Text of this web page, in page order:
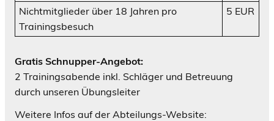
Nichtmitglieder über 18 Jahren pro
Trainingsbesuch
5 EUR
Gratis Schnupper-Angebot:
2 Trainingsabende inkl. Schläger und Betreuung
durch unseren Übungsleiter
Weitere Infos auf der Abteilungs-Website: